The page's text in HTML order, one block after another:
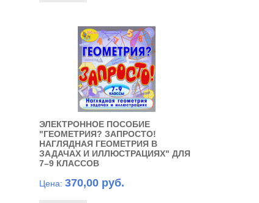
ЭЛЕКТРОННОЕ ПОСОБИЕ
"ГЕОМЕТРИЯ? ЗАПРОСТО!
НАГЛЯДНАЯ ГЕОМЕТРИЯ В
ЗАДАЧАХ И ИЛЛЮСТРАЦИЯХ" ДЛЯ
7–9 КЛАССОВ
Цена: 370,00 руб.